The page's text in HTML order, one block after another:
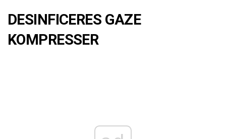
DESINFICERES GAZE
KOMPRESSER